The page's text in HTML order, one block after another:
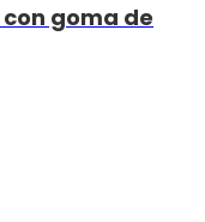
goma de